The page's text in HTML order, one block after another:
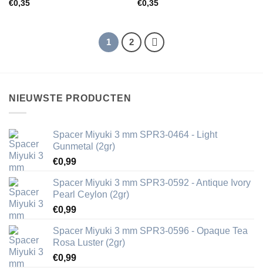
€0,35
€0,35
1 2
NIEUWSTE PRODUCTEN
Spacer Miyuki 3 mm SPR3-0464 - Light
Gunmetal (2gr)
€0,99
Spacer Miyuki 3 mm SPR3-0592 - Antique Ivory
Pearl Ceylon (2gr)
€0,99
Spacer Miyuki 3 mm SPR3-0596 - Opaque Tea
Rosa Luster (2gr)
€0,99